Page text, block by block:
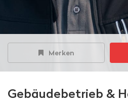
Merken
Gebäudebetrieb &